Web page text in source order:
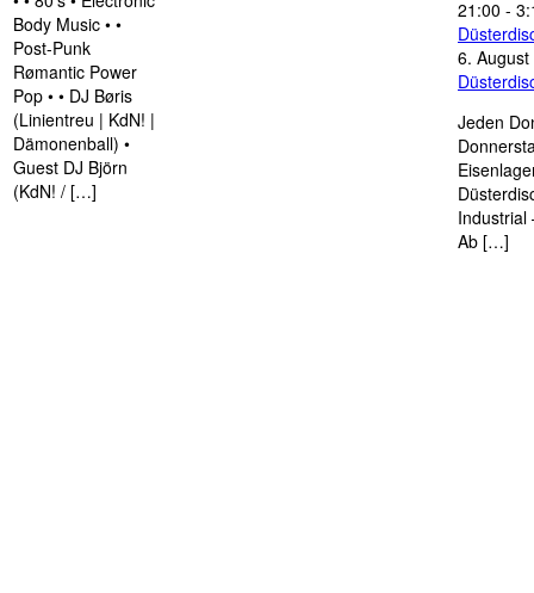
Body Music • •
Post-Punk
Rømantic Power
Pop • • DJ Børis
(Linientreu | KdN! |
Dämonenball) •
Guest DJ Björn
(KdN! / […]
21:00 -
6.
Jeden
Industrial
Ab […]